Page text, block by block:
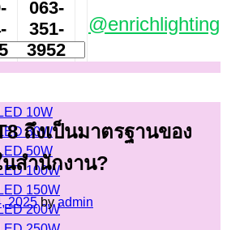
10W
30W
50W
100W
150W
200W
063-
351-
3952
@enrichlighting
ถึงเป็นมาตรฐานของ
นสำนักงาน?
2025 byadmin